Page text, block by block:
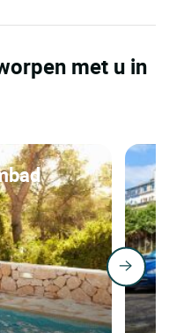
met u in